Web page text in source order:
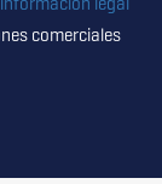
en este acto.
Usted
posee la
comerciales